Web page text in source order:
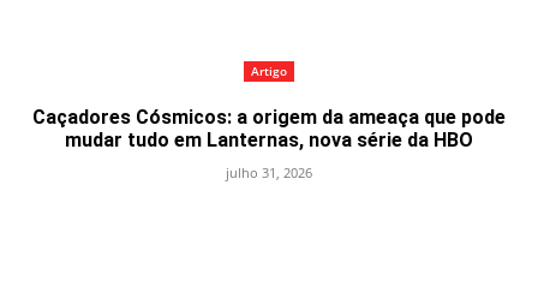
Artigo
Caçadores Cósmicos: a origem da ameaça que pode
mudar tudo em Lanternas, nova série da HBO
julho 31, 2026